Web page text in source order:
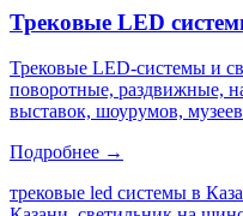
Трековые LED
Трековые LED-системы и
поворотные, раздвижные,
выставок, шоурумов,
Подробнее →
трековые led системы в